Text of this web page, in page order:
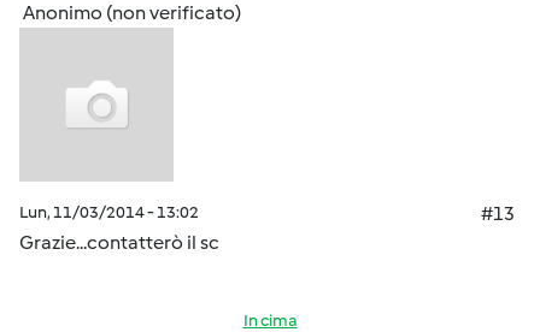
Anonimo (non verificato)
Lun, 11/03/2014 - 13:02
#13
Grazie...contatterò il sc
In cima